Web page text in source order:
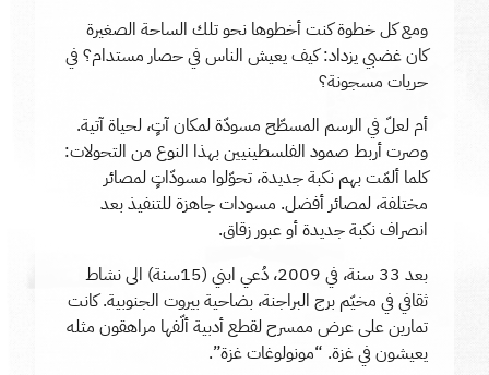
ومع كل خطوة كنت أخطوها نحو تلك الساحة الصغيرة
كان غضبي يزداد: كيف يعيش الناس في حصار مستدام؟ في
حريات مسجونة؟
أم لعلّ في الرسم المسطّح مسودّة لمكان آتٍ، لحياة آتية.
وصرت أربط صمود الفلسطينيين بهذا النوع من التحولات:
كلما ألمّت بهم نكبة جديدة، تحوّلوا مسودّاتٍ لمصائر
مختلفة، لمصائر أفضل. مسودات جاهزة للتنفيذ بعد
انصراف نكبة جديدة أو عبور زقاق.
بعد 33 سنة، في 2009، دُعي ابني (15سنة) الى نشاط
ثقافي في مخيّم برج البراجنة، بضاحية بيروت الجنوبية. كانت
تمارين على عرض ممسرح لقطع أدبية ألّفها مراهقون مثله
يعيشون في غزة. “مونولوغات غزة”.